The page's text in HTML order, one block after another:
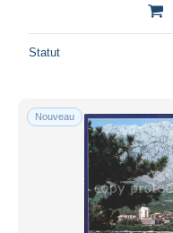
Statut
Nouveau